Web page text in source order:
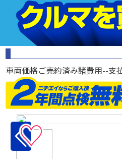
車両価格ご売約済み諸費用--支
♡